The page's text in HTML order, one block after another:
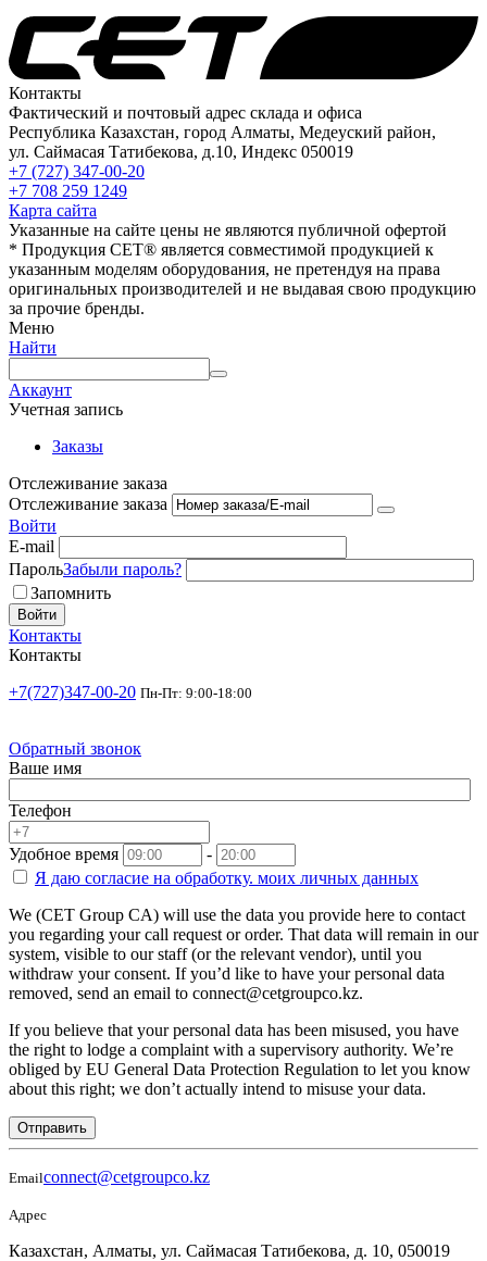
Контакты
Фактический и почтовый адрес склада и офиса
Республика Казахстан, город Алматы, Медеуский район,
ул. Саймасая Татибекова, д.10, Индекс 050019
+7 (727) 347-00-20
+7 708 259 1249
Карта сайта
Указанные на сайте цены не являются публичной офертой
* Продукция СЕТ® является совместимой продукцией к
указанным моделям оборудования, не претендуя на права
оригинальных производителей и не выдавая свою продукцию
за прочие бренды.
Меню
Найти
Аккаунт
Учетная запись
Заказы
Отслеживание заказа
Отслеживание заказа
Войти
E-mail
ПарольЗабыли пароль?
Запомнить
Войти
Контакты
Контакты
+7(727)347-00-20 Пн-Пт: 9:00-18:00
Обратный звонок
Ваше имя
Телефон
Удобное время
-
Я даю согласие на обработку. моих личных данных
We (CET Group CA) will use the data you provide here to contact
you regarding your call request or order. That data will remain in our
system, visible to our staff (or the relevant vendor), until you
withdraw your consent. If you’d like to have your personal data
removed, send an email to connect@cetgroupco.kz.
If you believe that your personal data has been misused, you have
the right to lodge a complaint with a supervisory authority. We’re
obliged by EU General Data Protection Regulation to let you know
about this right; we don’t actually intend to misuse your data.
Отправить
Emailconnect@cetgroupco.kz
Адрес
Казахстан, Алматы, ул. Саймасая Татибекова, д. 10, 050019